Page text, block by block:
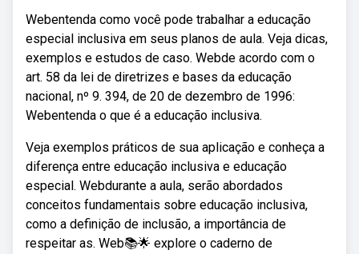
Webentenda como você pode trabalhar a educação
especial inclusiva em seus planos de aula. Veja dicas,
exemplos e estudos de caso. Webde acordo com o
art. 58 da lei de diretrizes e bases da educação
nacional, nº 9. 394, de 20 de dezembro de 1996:
Webentenda o que é a educação inclusiva.
Veja exemplos práticos de sua aplicação e conheça a
diferença entre educação inclusiva e educação
especial. Webdurante a aula, serão abordados
conceitos fundamentais sobre educação inclusiva,
como a definição de inclusão, a importância de
respeitar as. Web📚🌟 explore o caderno de